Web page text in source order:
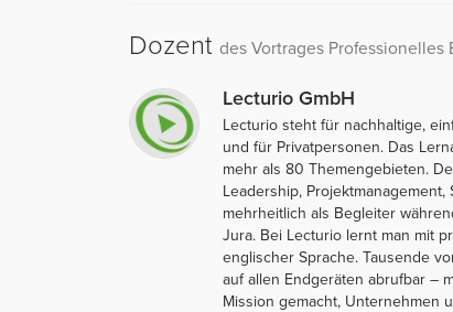
Dozent des Vortrages Professionelles
Lecturio GmbH
Lecturio steht für nachhaltige,
und für Privatpersonen. Das
mehr als 80 Themengebieten.
Leadership,
mehrheitlich als Begleiter
Jura. Bei Lecturio lernt man mit
englischer Sprache. Tausende
auf allen Endgeräten abrufbar –
Mission gemacht, Unternehmen